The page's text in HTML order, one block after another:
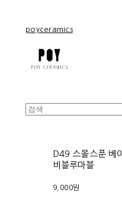
poyceramics
D49 스몰스푼 베이
비블루마블
9,000원